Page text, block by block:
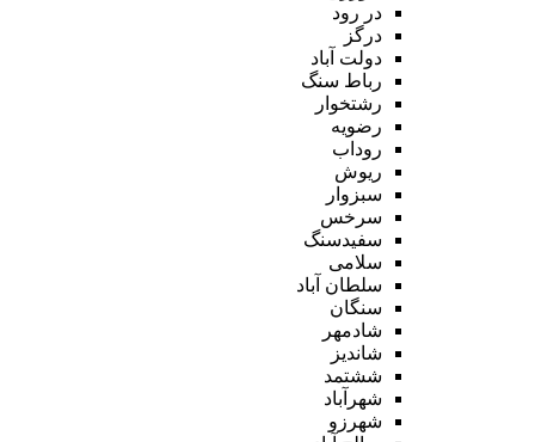
در رود
درگز
دولت آباد
رباط سنگ
رشتخوار
رضویه
روداب
ریوش
سبزوار
سرخس
سفیدسنگ
سلامی
سلطان آباد
سنگان
شادمهر
شاندیز
ششتمد
شهرآباد
شهرزو